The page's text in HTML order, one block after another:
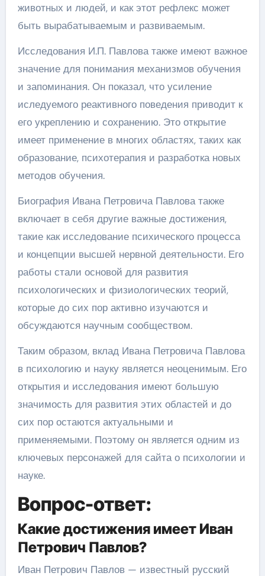
животных и людей, и как этот рефлекс может
быть вырабатываемым и развиваемым.
Исследования И.П. Павлова также имеют важное
значение для понимания механизмов обучения
и запоминания. Он показал, что усиление
иследуемого реактивного поведения приводит к
его укреплению и сохранению. Это открытие
имеет применение в многих областях, таких как
образование, психотерапия и разработка новых
методов обучения.
Биография Ивана Петровича Павлова также
включает в себя другие важные достижения,
такие как исследование психического процесса
и концепции высшей нервной деятельности. Его
работы стали основой для развития
психологических и физиологических теорий,
которые до сих пор активно изучаются и
обсуждаются научным сообществом.
Таким образом, вклад Ивана Петровича Павлова
в психологию и науку является неоценимым. Его
открытия и исследования имеют большую
значимость для развития этих областей и до
сих пор остаются актуальными и
применяемыми. Поэтому он является одним из
ключевых персонажей для сайта о психологии и
науке.
Вопрос-ответ:
Какие достижения имеет Иван
Петрович Павлов?
Иван Петрович Павлов — известный русский